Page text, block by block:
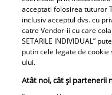
acceptati folosirea tuturor
inclusiv acceptul dvs. cu
catre Vendor-ii cu care
SETARILE INDIVIDUAL”
putin cele legate de
ului.
Atât noi, cât și partenerii